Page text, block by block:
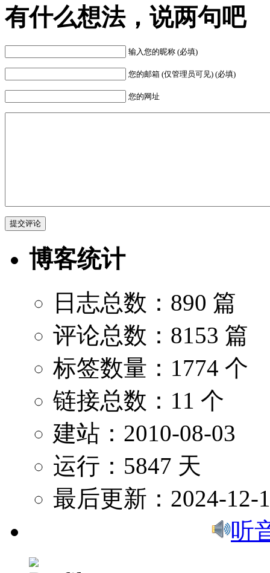
有什么想法，说两句吧
输入您的昵称 (必填)
您的邮箱 (仅管理员可见) (必填)
您的网址
博客统计
日志总数：890 篇
评论总数：8153 篇
标签数量：1774 个
链接总数：11 个
建站：2010-08-03
运行：5847 天
最后更新：2024-12-
听